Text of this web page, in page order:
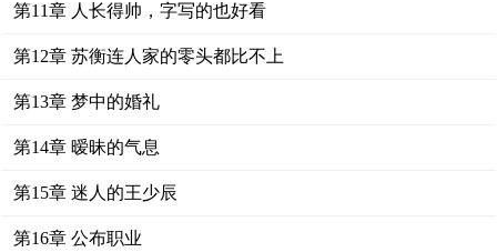
第11章 人长得帅，字写的也好看
第12章 苏衡连人家的零头都比不上
第13章 梦中的婚礼
第14章 暧昧的气息
第15章 迷人的王少辰
第16章 公布职业